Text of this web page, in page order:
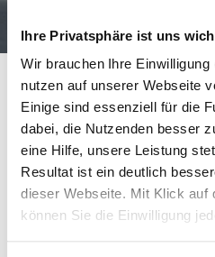
Ihre Privatsphäre ist uns
Wir brauchen Ihre Einwilligung
nutzen auf unserer Webseite
Einige sind essenziell für die
dabei, die Nutzenden besser
eine Hilfe, unsere Leistung
Resultat ist ein deutlich
dieser Webseite. Mit Klick auf
können Sie die Einwilligung
Weitere Dächer,
Energie mit
erzeugen.